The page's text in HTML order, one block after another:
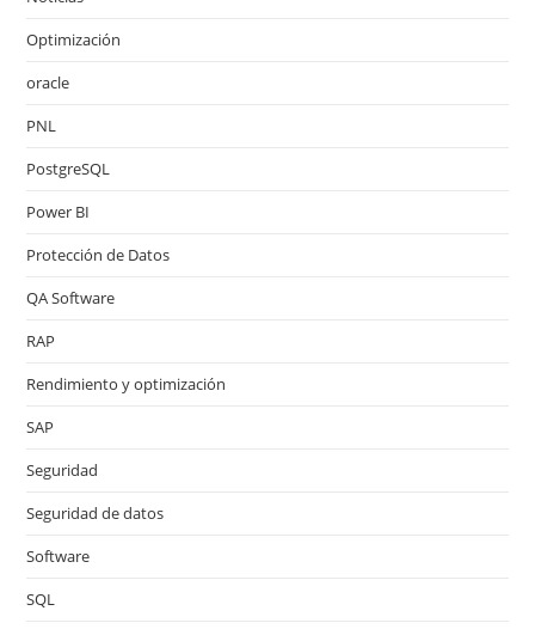
Optimización
oracle
PNL
PostgreSQL
Power BI
Protección de Datos
QA Software
RAP
Rendimiento y optimización
SAP
Seguridad
Seguridad de datos
Software
SQL